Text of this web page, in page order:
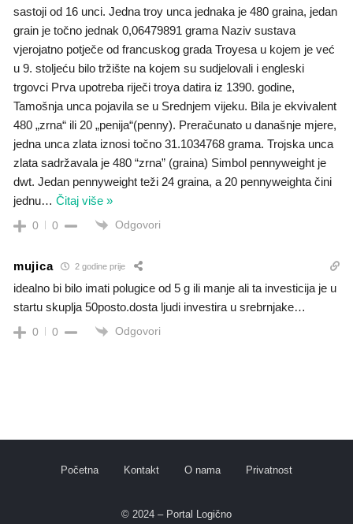
sastoji od 16 unci. Jedna troy unca jednaka je 480 graina, jedan
grain je točno jednak 0,06479891 grama Naziv sustava
vjerojatno potječe od francuskog grada Troyesa u kojem je već
u 9. stoljeću bilo tržište na kojem su sudjelovali i engleski
trgovci Prva upotreba riječi troya datira iz 1390. godine,
Tamošnja unca pojavila se u Srednjem vijeku. Bila je ekvivalent
480 „zrna“ ili 20 „penija“(penny). Preračunato u današnje mjere,
jedna unca zlata iznosi točno 31.1034768 grama. Trojska unca
zlata sadržavala je 480 “zrna” (graina) Simbol pennyweight je
dwt. Jedan pennyweight teži 24 graina, a 20 pennyweighta čini
jednu… Čitaj više »
0 0 Odgovori
mujica 2 godine prije
idealno bi bilo imati polugice od 5 g ili manje ali ta investicija je u
startu skuplja 50posto.dosta ljudi investira u srebrnjake…
0 0 Odgovori
Početna Kontakt O nama Privatnost
© 2024 – Portal Logično